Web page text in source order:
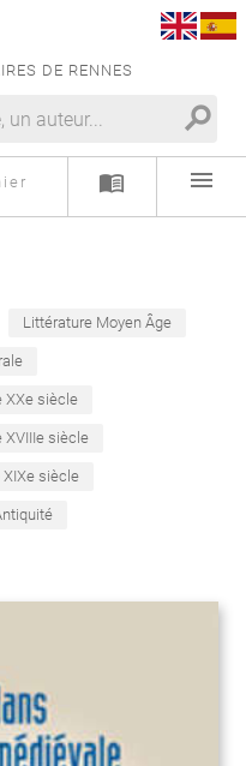
DE RENNES
search
menu_book menu
Littérature Moyen Âge
XXe siècle
XVIIIe siècle
siècle